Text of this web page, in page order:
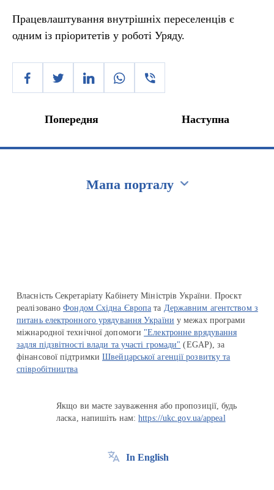
Працевлаштування внутрішніх переселенців є
одним із пріоритетів у роботі Уряду.
Попередня Наступна
Мапа порталу
Власність Секретаріату Кабінету Міністрів України. Проєкт
реалізованоФондом Східна Європа та Державним агентством з
питань електронного урядування України у межах програми
міжнародної технічної допомоги "Електронне врядування
задля підзвітності влади та участі громади" (EGAP), за
фінансової підтримкиШвейцарської агенції розвитку та
співробітництва
Якщо ви маєте зауваження або пропозиції, будь
ласка, напишіть нам:https://ukc.gov.ua/appeal
In English